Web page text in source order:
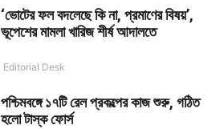
‘ভোটের ফল বদলেছে কি না, প্রমাণের বিষয়’,
ভূপেশের মামলা খারিজ শীর্ষ আদালতে
Editorial Desk
পশ্চিমবঙ্গে ১৭টি রেল প্রকল্পের কাজ শুরু, গঠিত
হলো টাস্ক ফোর্স